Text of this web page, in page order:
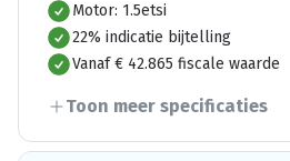
Motor: 1.5etsi
22% indicatie bijtelling
Vanaf € 42.865 fiscale waarde
Toon meer specificaties